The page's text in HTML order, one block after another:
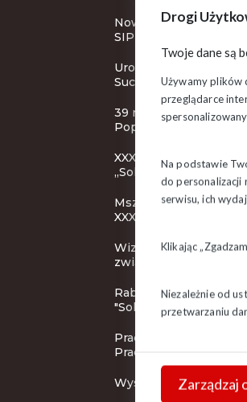
Drogi
Twoje dane są
Używamy plików
przeglądarce
Na podstawie
do personalizacji
serwisu, ich
Klikając
Niezależnie od
przetwarzaniu
Zarządzaj
Nowy cykl szkoleń
SIP
Uroczystości
Suchowoli
39 rocznica śmierci
Popiełuszki
XXXI KZD NSZZ
„Solidarność”
Msza Święta
XXXI KZD
Wizerunek działacza
związkowego
Rabaty dla członków
"Solidarności"
Pracodawca Przyjazny
Pracownikom
Wystawa i koncert